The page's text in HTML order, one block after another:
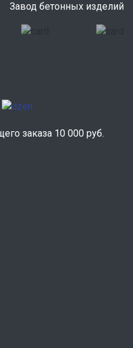
Завод бетонных изделий
заказа 10 000 руб.